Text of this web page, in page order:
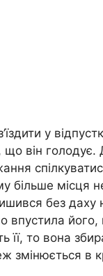
у
він голодує.
місця
без даху
впустила
то вона
змінюється в